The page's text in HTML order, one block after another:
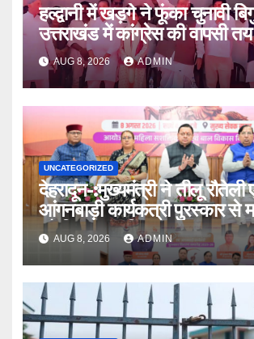
हल्द्वानी में खड़गे ने फूंका चुनावी
उत्तराखंड में कांग्रेस की वापसी तय
AUG 8, 2026 ADMIN
UNCATEGORIZED
देहरादून-:मुख्यमंत्री ने तीलू रौतेली
आंगनबाड़ी कार्यकत्री पुरस्कार से
को किया सम्मानित
AUG 8, 2026 ADMIN